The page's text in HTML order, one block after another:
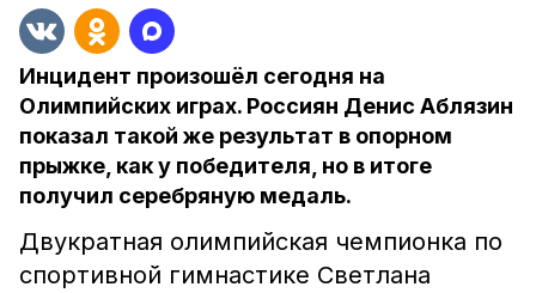
Инцидент произошёл сегодня на
Олимпийских играх. Россиян Денис Аблязин
показал такой же результат в опорном
прыжке, как у победителя, но в итоге
получил серебряную медаль.
Двукратная олимпийская чемпионка по
спортивной гимнастике Светлана